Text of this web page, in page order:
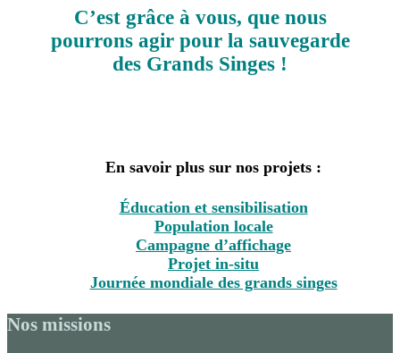
C’est grâce à vous, que nous
pourrons agir pour la sauvegarde
des Grands Singes !
En savoir plus sur nos projets :
Éducation et sensibilisation
Population locale
Campagne d’affichage
Projet in-situ
Journée mondiale des grands singes
Nos missions